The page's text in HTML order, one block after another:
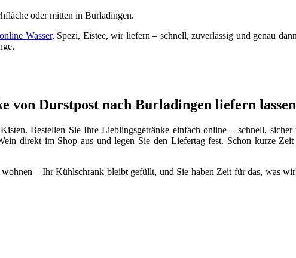
oder mitten in Burladingen.
Wasser, Spezi, Eistee, wir liefern – schnell, zuverlässig und genau
von Durstpost nach Burladingen liefern lassen
Bestellen Sie Ihre Lieblingsgetränke einfach online – schnell,
direkt im Shop aus und legen Sie den Liefertag fest. Schon kurze
– Ihr Kühlschrank bleibt gefüllt, und Sie haben Zeit für das, was